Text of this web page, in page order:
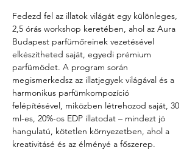
Fedezd fel az illatok világát egy különleges,
2,5 órás workshop keretében, ahol az Aura
Budapest parfümőreinek vezetésével
elkészítheted saját, egyedi prémium
parfümödet. A program során
megismerkedsz az illatjegyek világával és a
harmonikus parfümkompozíció
felépítésével, miközben létrehozod saját, 30
ml-es, 20%-os EDP illatodat – mindezt jó
hangulatú, kötetlen környezetben, ahol a
kreativitásé és az élményé a főszerep.